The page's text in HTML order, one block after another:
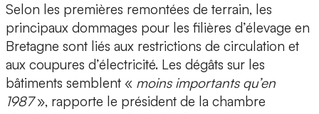
Selon les premières remontées de terrain, les
principaux dommages pour les filières d’élevage en
Bretagne sont liés aux restrictions de circulation et
aux coupures d’électricité. Les dégâts sur les
bâtiments semblent « moins importants qu’en
1987», rapporte le président de la chambre